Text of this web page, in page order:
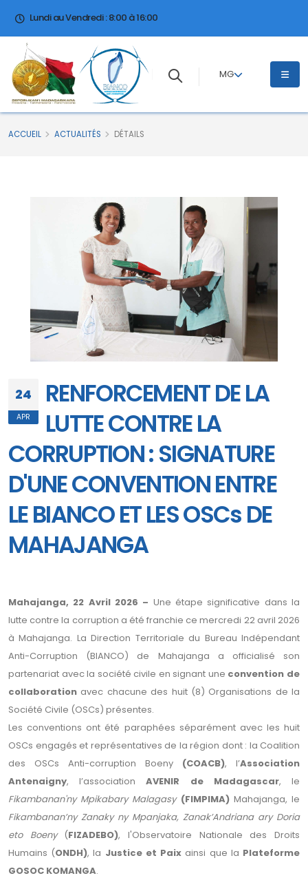
Lundi au Vendredi : 8:00 à 16:00
MG
ACCUEIL ACTUALITÉS DÉTAILS
24
APR
RENFORCEMENT DE LA
LUTTE CONTRE LA
CORRUPTION : SIGNATURE
D'UNE CONVENTION ENTRE
LE BIANCO ET LES OSCs DE
MAHAJANGA
Mahajanga, 22 Avril 2026 – Une étape significative dans la
lutte contre la corruption a été franchie ce mercredi 22 avril 2026
à Mahajanga. La Direction Territoriale du Bureau Indépendant
Anti-Corruption (BIANCO) de Mahajanga a officialisé son
partenariat avec la société civile en signant une convention de
collaboration avec chacune des huit (8) Organisations de la
Société Civile (OSCs) présentes.
Les conventions ont été paraphées séparément avec les huit
OSCs engagés et représentatives de la région dont : la Coalition
des OSCs Anti-corruption Boeny (COACB), l’Association
Antenaigny, l’associationAVENIR de Madagascar, le
Fikambanan'ny Mpikabary Malagasy (FIMPIMA)Mahajanga, le
Fikambanan’ny Zanaky ny Mpanjaka, Zanak’Andriana ary Doria
eto Boeny(FIZADEBO), l'Observatoire Nationale des Droits
Humains (ONDH), la Justice et Paix ainsi que la Plateforme
GOSOC KOMANGA.